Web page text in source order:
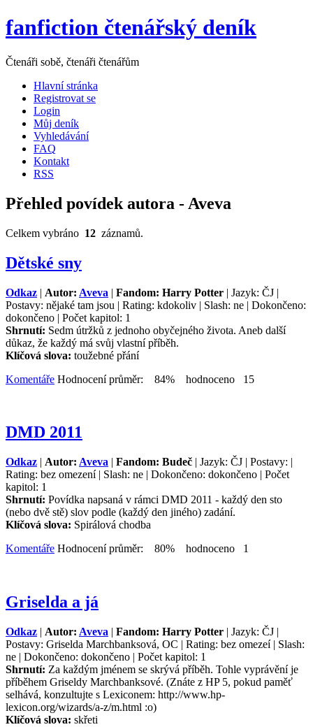
fanfiction čtenářský deník
Čtenáři sobě, čtenáři čtenářům
Hlavní stránka
Registrovat se
Login
Můj deník
Vyhledávání
FAQ
Kontakt
RSS
Přehled povídek autora - Aveva
Celkem vybráno 12 záznamů.
Dětské sny
Odkaz | Autor: Aveva | Fandom: Harry Potter | Jazyk: ČJ |
Postavy: nějaké tam jsou | Rating: kdokoliv | Slash: ne | Dokončeno:
dokončeno | Počet kapitol: 1
Shrnutí: Sedm útržků z jednoho obyčejného života. Aneb další
důkaz, že každý má svůj vlastní příběh.
Klíčová slova: toužebné přání
Komentáře Hodnocení průměr: 84% hodnoceno 15
DMD 2011
Odkaz | Autor: Aveva | Fandom: Budeč | Jazyk: ČJ | Postavy: |
Rating: bez omezení | Slash: ne | Dokončeno: dokončeno | Počet
kapitol: 1
Shrnutí: Povídka napsaná v rámci DMD 2011 - každý den sto
(nebo dvě stě) slov podle (každý den jiného) zadání.
Klíčová slova: Spirálová chodba
Komentáře Hodnocení průměr: 80% hodnoceno 1
Griselda a já
Odkaz | Autor: Aveva | Fandom: Harry Potter | Jazyk: ČJ |
Postavy: Griselda Marchbanksová, OC | Rating: bez omezeí | Slash:
ne | Dokončeno: dokončeno | Počet kapitol: 1
Shrnutí: Za každým jménem se skrývá příběh. Tohle vyprávění je
příběhem Griseldy Marchbanksové. (Znáte z HP 5, pokud paměť
selhává, konzultujte s Lexiconem: http://www.hp-
lexicon.org/wizards/a-z/m.html :o)
Klíčová slova: skřeti